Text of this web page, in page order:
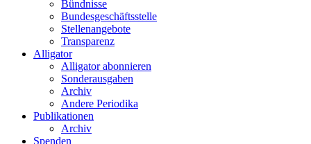
Bündnisse
Bundesgeschäftsstelle
Stellenangebote
Transparenz
Alligator
Alligator abonnieren
Sonderausgaben
Archiv
Andere Periodika
Publikationen
Archiv
Spenden